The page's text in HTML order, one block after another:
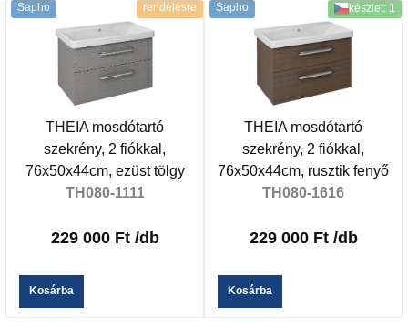
Sapho rendelésre
THEIA mosdótartó
szekrény, 2 fiókkal,
76x50x44cm, ezüst tölgy
TH080-1111
229 000 Ft /db
Kosárba
Sapho készlet: 1
THEIA mosdótartó
szekrény, 2 fiókkal,
76x50x44cm, rusztik fenyő
TH080-1616
229 000 Ft /db
Kosárba